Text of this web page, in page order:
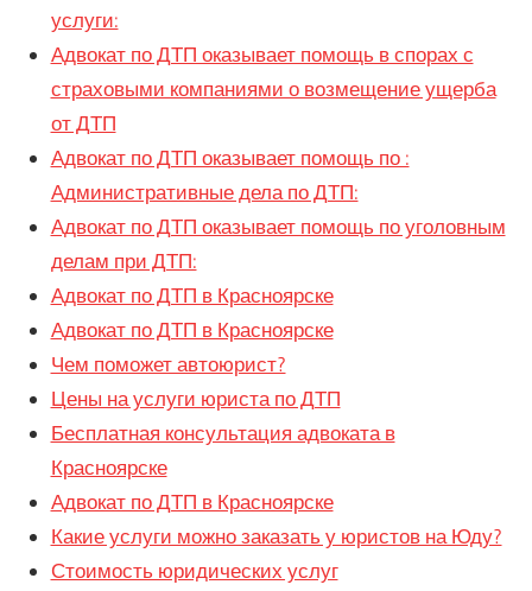
услуги:
Адвокат по ДТП оказывает помощь в спорах с
страховыми компаниями о возмещение ущерба
от ДТП
Адвокат по ДТП оказывает помощь по :
Административные дела по ДТП:
Адвокат по ДТП оказывает помощь по уголовным
делам при ДТП:
Адвокат по ДТП в Красноярске
Адвокат по ДТП в Красноярске
Чем поможет автоюрист?
Цены на услуги юриста по ДТП
Бесплатная консультация адвоката в
Красноярске
Адвокат по ДТП в Красноярске
Какие услуги можно заказать у юристов на Юду?
Стоимость юридических услуг